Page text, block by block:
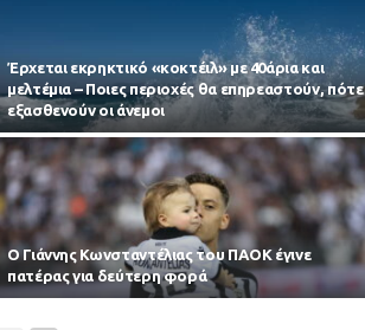
Έρχεται εκρηκτικό «κοκτέιλ» με 40άρια και
μελτέμια – Ποιες περιοχές θα επηρεαστούν, πότε
εξασθενούν οι άνεμοι
Ο Γιάννης Κωνσταντέλιας του ΠΑΟΚ έγινε
πατέρας για δεύτερη φορά